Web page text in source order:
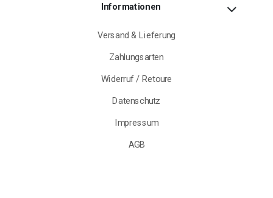
Informationen
Versand & Lieferung
Zahlungsarten
Widerruf / Retoure
Datenschutz
Impressum
AGB